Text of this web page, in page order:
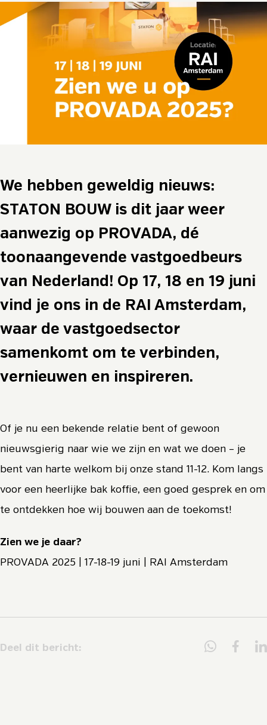
We hebben geweldig nieuws:
STATON BOUW is dit jaar weer
aanwezig op PROVADA, dé
toonaangevende vastgoedbeurs
van Nederland! Op 17, 18 en 19 juni
vind je ons in de RAI Amsterdam,
waar de vastgoedsector
samenkomt om te verbinden,
vernieuwen en inspireren.
Of je nu een bekende relatie bent of gewoon
nieuwsgierig naar wie we zijn en wat we doen – je
bent van harte welkom bij onze stand 11-12. Kom langs
voor een heerlijke bak koffie, een goed gesprek en om
te ontdekken hoe wij bouwen aan de toekomst!
Zien we je daar?
PROVADA 2025 | 17-18-19 juni | RAI Amsterdam
Deel dit bericht: